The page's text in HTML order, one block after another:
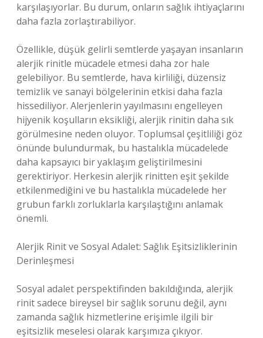
karşılaşıyorlar. Bu durum, onların sağlık ihtiyaçlarını
daha fazla zorlaştırabiliyor.
Özellikle, düşük gelirli semtlerde yaşayan insanların
alerjik rinitle mücadele etmesi daha zor hale
gelebiliyor. Bu semtlerde, hava kirliliği, düzensiz
temizlik ve sanayi bölgelerinin etkisi daha fazla
hissediliyor. Alerjenlerin yayılmasını engelleyen
hijyenik koşulların eksikliği, alerjik rinitin daha sık
görülmesine neden oluyor. Toplumsal çeşitliliği göz
önünde bulundurmak, bu hastalıkla mücadelede
daha kapsayıcı bir yaklaşım geliştirilmesini
gerektiriyor. Herkesin alerjik rinitten eşit şekilde
etkilenmediğini ve bu hastalıkla mücadelede her
grubun farklı zorluklarla karşılaştığını anlamak
önemli.
Alerjik Rinit ve Sosyal Adalet: Sağlık Eşitsizliklerinin
Derinleşmesi
Sosyal adalet perspektifinden bakıldığında, alerjik
rinit sadece bireysel bir sağlık sorunu değil, aynı
zamanda sağlık hizmetlerine erişimle ilgili bir
eşitsizlik meselesi olarak karşımıza çıkıyor.